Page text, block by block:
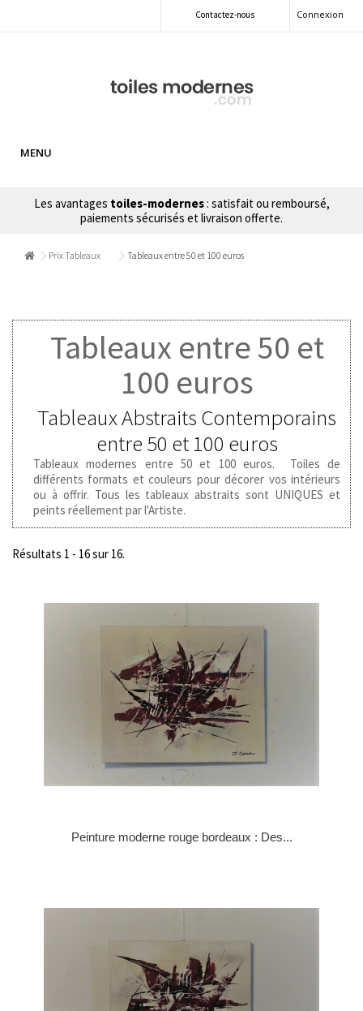
Connexion
Contactez-nous
MENU
Les avantages toiles-modernes: satisfait ou remboursé,
paiements sécurisés et livraison offerte.
Prix Tableaux Tableaux entre 50 et 100 euros
Tableaux entre 50 et
100 euros
Tableaux Abstraits Contemporains
entre 50 et 100 euros
Tableaux modernes entre 50 et 100 euros. Toiles de
différents formats et couleurs pour décorer vos intérieurs
ou à offrir. Tous les tableaux abstraits sont UNIQUES et
peints réellement par l'Artiste.
Résultats 1 - 16 sur 16.
Peinture moderne rouge bordeaux : Des...